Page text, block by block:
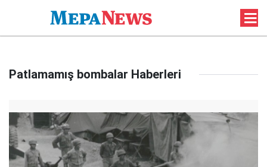
Patlamamış bombalar Haberleri